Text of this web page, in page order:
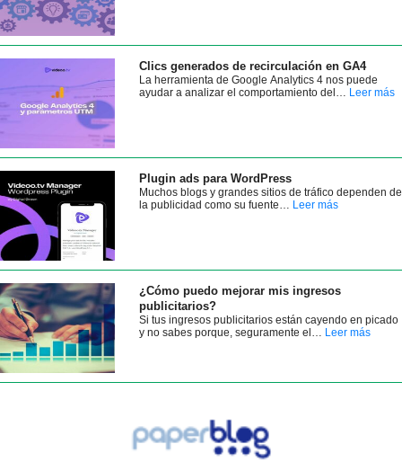
Clics generados de recirculación en GA4
La herramienta de Google Analytics 4 nos puede
ayudar a analizar el comportamiento del… Leer más
Plugin ads para WordPress
Muchos blogs y grandes sitios de tráfico dependen de
la publicidad como su fuente… Leer más
¿Cómo puedo mejorar mis ingresos
publicitarios?
Si tus ingresos publicitarios están cayendo en picado
y no sabes porque, seguramente el… Leer más